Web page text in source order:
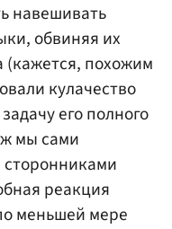
навешивать
обвиняя их
(кажется, похожим
кулачество
его полного
мы сами
реакция
меньшей мере